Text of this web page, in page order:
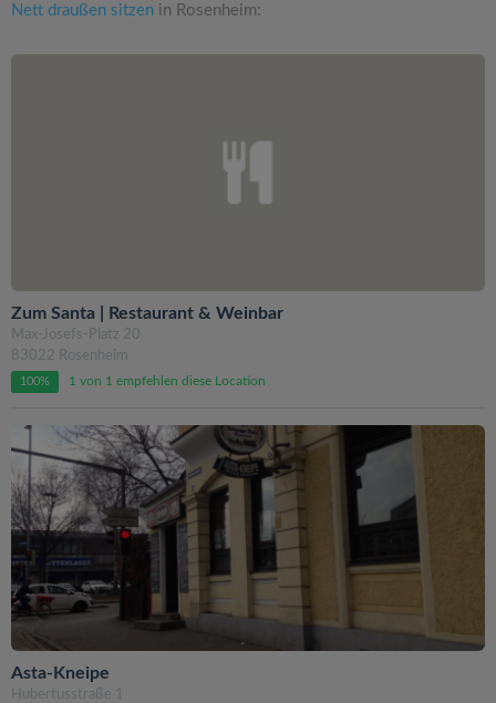
Nett draußen sitzen in Rosenheim:
Zum Santa | Restaurant & Weinbar
Max-Josefs-Platz 20
83022 Rosenheim
100% 1 von 1 empfehlen diese Location
Asta-Kneipe
Hubertusstraße 1